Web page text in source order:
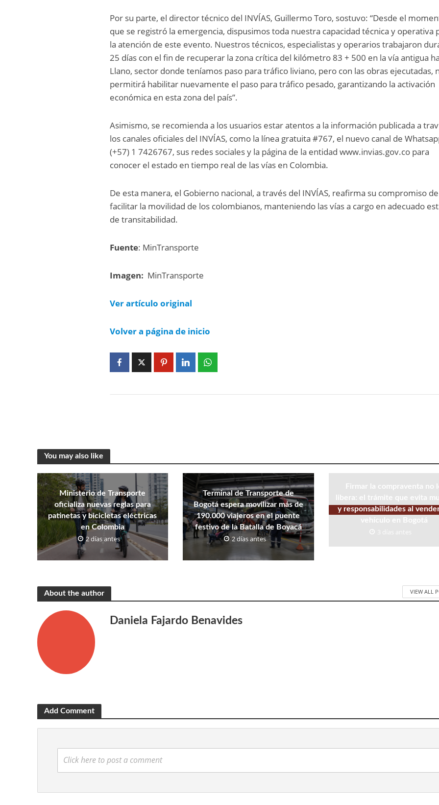
Por su parte, el director técnico del INVÍAS, Guillermo Toro, sostuvo: “Desde el
que se registró la emergencia, dispusimos toda nuestra capacidad técnica y operativa
la atención de este evento. Nuestros técnicos, especialistas y operarios trabajaron
25 días con el fin de recuperar la zona crítica del kilómetro 83 + 500 en la vía antigua
Llano, sector donde teníamos paso para tráfico liviano, pero con las obras ejecutadas,
permitirá habilitar nuevamente el paso para tráfico pesado, garantizando la activación
económica en esta zona del país”.
Asimismo, se recomienda a los usuarios estar atentos a la información publicada a
los canales oficiales del INVÍAS, como la línea gratuita #767, el nuevo canal de
(+57) 1 7426767, sus redes sociales y la página de la entidad www.invias.gov.co para
conocer el estado en tiempo real de las vías en Colombia.
De esta manera, el Gobierno nacional, a través del INVÍAS, reafirma su compromiso de
facilitar la movilidad de los colombianos, manteniendo las vías a cargo en adecuado
de transitabilidad.
Fuente: MinTransporte
Imagen: MinTransporte
Ver artículo original
Volver a página de inicio
You may also like
Ministerio de Transporte
oficializa nuevas reglas para
patinetas y bicicletas eléctricas
en Colombia
2 días antes
Terminal de Transporte de
Bogotá espera movilizar más de
190.000 viajeros en el puente
festivo de la Batalla de Boyacá
2 días antes
Firmar la compraventa no
libera: el trámite que evita
y responsabilidades al
vehículo en Bogotá
3 días antes
About the author VIEW ALL
Daniela Fajardo Benavides
Add Comment
Click here to post a comment